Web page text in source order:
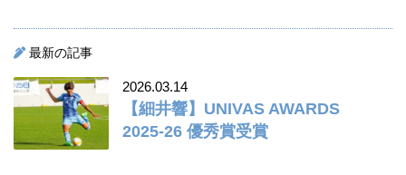
最新の記事
2026.03.14
【細井響】UNIVAS AWARDS
2025-26 優秀賞受賞